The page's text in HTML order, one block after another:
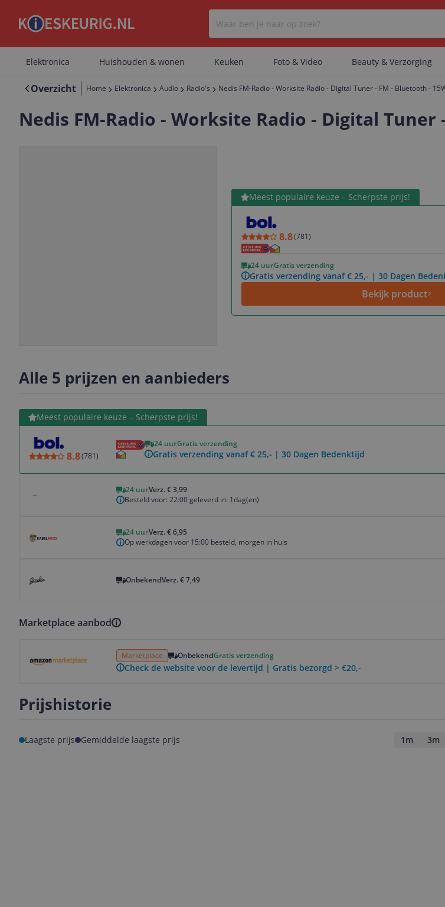
Er zijn geen categorieën
Er zijn geen artikelen
Elektronica Huishouden & wonen Keuken Foto & Video Beauty & Verzorging
Overzicht Home Elektronica Audio Radio's Nedis FM-Radio - Worksite Radio - Digital Tuner - FM - Bluetooth -
Nedis FM-Radio - Worksite Radio - Digital
Meest populaire keuze – Scherpste prijs!
8.8(781)
24 uurGratis verzending
Gratis verzending vanaf € 25,- | 30 Dagen
Bekijk product
Bekijk product
Alle 5 prijzen en aanbieders
Meest populaire keuze – Scherpste prijs!
8.8(781)
24 uurGratis verzending
Gratis verzending vanaf € 25,- | 30 Dagen Bedenktijd
Bekijk product
24 uurVerz. € 3,99
Besteld voor: 22:00 geleverd in: 1dag(en)
24 uurVerz. € 6,95
Op werkdagen voor 15:00 besteld, morgen in huis
OnbekendVerz. € 7,49
Marketplace aanbod
Marketplace OnbekendGratis verzending
Check de website voor de levertijd | Gratis bezorgd > €20,-
Prijshistorie
Laagste prijs Gemiddelde laagste prijs 1m 3m